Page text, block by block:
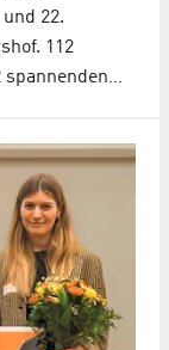
22.
112
spannenden…